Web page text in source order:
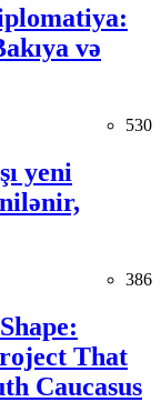
və
530
yeni
386
That
Caucasus